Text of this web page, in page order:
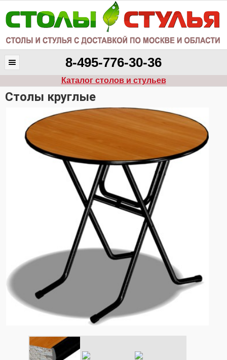
8-495-776-30-36
Каталог столов и стульев
Столы круглые